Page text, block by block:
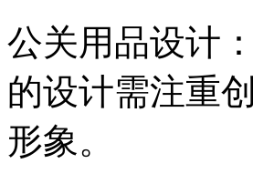
公关用品设计‌
的设计需注重
形象。